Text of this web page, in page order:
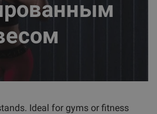
Ideal for gyms or fitness